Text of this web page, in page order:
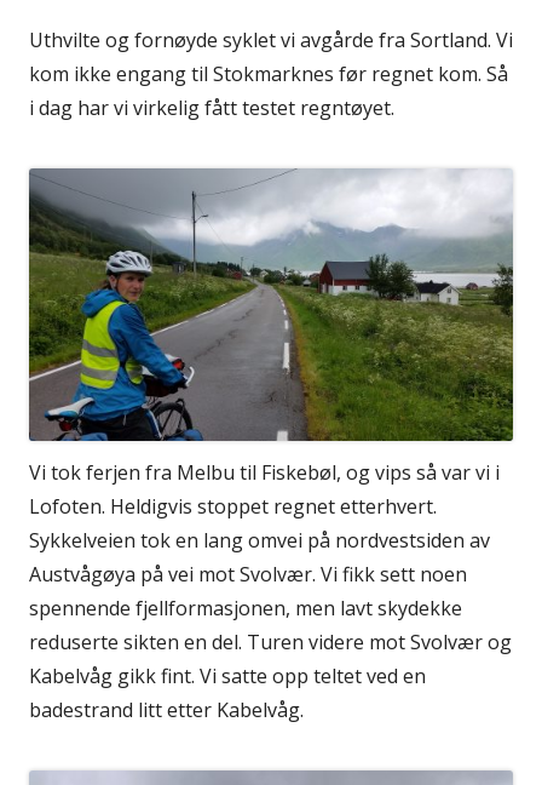
Uthvilte og fornøyde syklet vi avgårde fra Sortland. Vi
kom ikke engang til Stokmarknes før regnet kom. Så
i dag har vi virkelig fått testet regntøyet.
Vi tok ferjen fra Melbu til Fiskebøl, og vips så var vi i
Lofoten. Heldigvis stoppet regnet etterhvert.
Sykkelveien tok en lang omvei på nordvestsiden av
Austvågøya på vei mot Svolvær. Vi fikk sett noen
spennende fjellformasjonen, men lavt skydekke
reduserte sikten en del. Turen videre mot Svolvær og
Kabelvåg gikk fint. Vi satte opp teltet ved en
badestrand litt etter Kabelvåg.